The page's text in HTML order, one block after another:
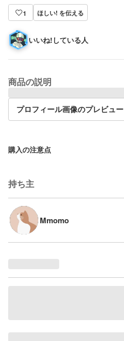
1 ほしい! を伝える
いいね!している人
商品の説明
プロフィール画像のプレビュー
購入の注意点
持ち主
Mmomo